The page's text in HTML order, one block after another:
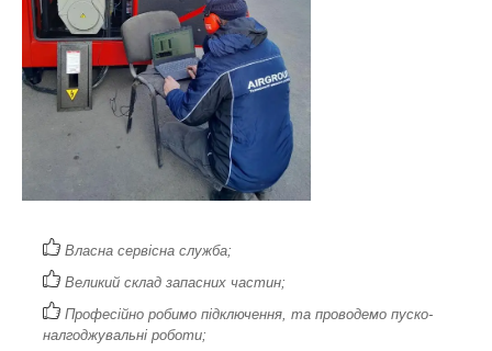
Власна сервісна служба;
Великий склад запасних частин;
Професійно робимо підключення, та проводемо пуско-
налгоджувальні роботи;